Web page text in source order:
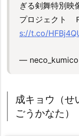
ぎる剣舞特別映
プロジェクト
s://t.co/
— neco_kumico
成キョウ（せ
ごうかなた）